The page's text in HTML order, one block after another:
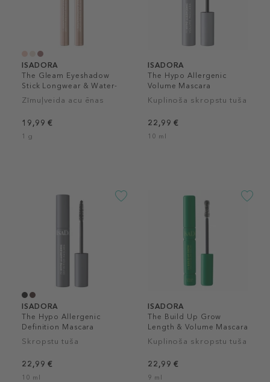
ISADORA
The Gleam Eyeshadow
Stick Longwear & Water-
Resistant
Zīmuļveida acu ēnas
19,99 €
1 g
ISADORA
The Hypo Allergenic
Volume Mascara
Kuplinoša skropstu tuša
22,99 €
10 ml
ISADORA
The Hypo Allergenic
Definition Mascara
Skropstu tuša
22,99 €
10 ml
ISADORA
The Build Up Grow
Length & Volume Mascara
Kuplinoša skropstu tuša
22,99 €
9 ml